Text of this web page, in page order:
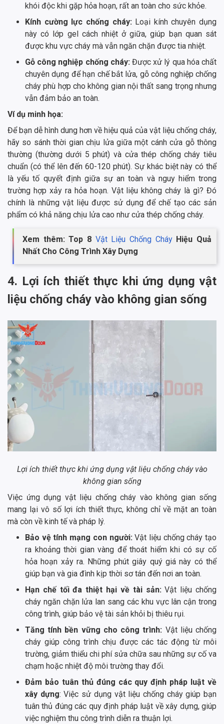
khói độc khi gặp hỏa hoạn, rất an toàn cho sức khỏe.
Kính cường lực chống cháy: Loại kính chuyên dụng
này có lớp gel cách nhiệt ở giữa, giúp bạn quan sát
được khu vực cháy mà vẫn ngăn chặn được tia nhiệt.
Gỗ công nghiệp chống cháy: Được xử lý qua hóa chất
chuyên dụng để hạn chế bắt lửa, gỗ công nghiệp chống
cháy phù hợp cho không gian nội thất sang trọng nhưng
vẫn đảm bảo an toàn.
Ví dụ minh họa:
Để bạn dễ hình dung hơn về hiệu quả của vật liệu chống cháy,
hãy so sánh thời gian chịu lửa giữa một cánh cửa gỗ thông
thường (thường dưới 5 phút) và cửa thép chống cháy tiêu
chuẩn (có thể lên đến 60-120 phút). Sự khác biệt này có thể
là yếu tố quyết định giữa sự an toàn và nguy hiểm trong
trường hợp xảy ra hỏa hoạn. Vật liệu không cháy là gì? Đó
chính là những vật liệu được sử dụng để chế tạo các sản
phẩm có khả năng chịu lửa cao như cửa thép chống cháy.
Xem thêm: Top 8 Vật Liệu Chống CháyHiệu Quả
Nhất Cho Công Trình Xây Dựng
4. Lợi ích thiết thực khi ứng dụng vật
liệu chống cháy vào không gian sống
Lợi ích thiết thực khi ứng dụng vật liệu chống cháy vào
không gian sống
Việc ứng dụng vật liệu chống cháy vào không gian sống
mang lại vô số lợi ích thiết thực, không chỉ về mặt an toàn
mà còn về kinh tế và pháp lý.
Bảo vệ tính mạng con người:Vật liệu chống cháy tạo
ra khoảng thời gian vàng để thoát hiểm khi có sự cố
hỏa hoạn xảy ra. Những phút giây quý giá này có thể
giúp bạn và gia đình kịp thời sơ tán đến nơi an toàn.
Hạn chế tối đa thiệt hại về tài sản:Vật liệu chống
cháy ngăn chặn lửa lan sang các khu vực lân cận trong
công trình, giúp bảo vệ tài sản khỏi bị thiêu rụi.
Tăng tính bền vững cho công trình: Vật liệu chống
cháy giúp công trình chịu được các tác động từ môi
trường, giảm thiểu chi phí sửa chữa sau những sự cố va
chạm hoặc nhiệt độ môi trường thay đổi.
Đảm bảo tuân thủ đúng các quy định pháp luật về
xây dựng: Việc sử dụng vật liệu chống cháy giúp bạn
tuân thủ đúng các quy định pháp luật về xây dựng, giúp
việc nghiệm thu công trình diễn ra thuận lợi.